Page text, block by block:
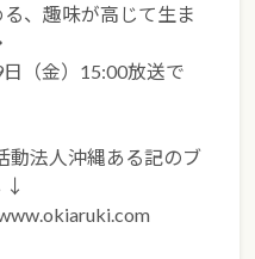
、趣味が高じて生ま
（金）15:00放送で
動法人沖縄ある記のブ